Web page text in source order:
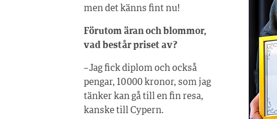
men det känns fint nu!
Förutom äran och blommor,
vad består priset av?
– Jag fick diplom och också
pengar, 10 000 kronor, som jag
tänker kan gå till en fin resa,
kanske till Cypern.